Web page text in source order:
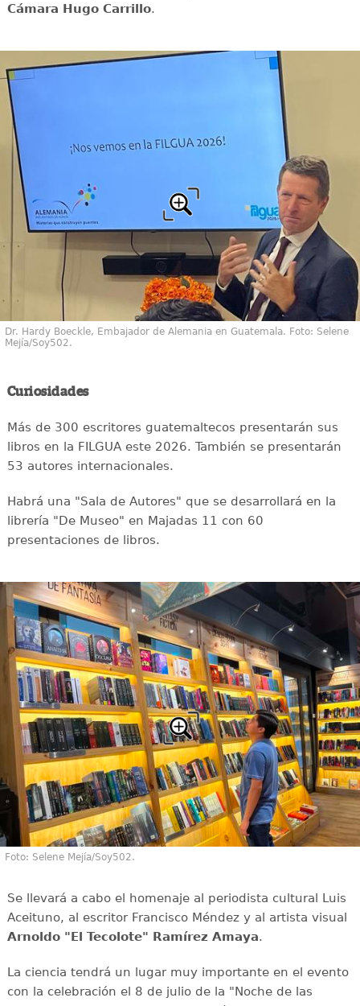
Cámara Hugo Carrillo.
Dr. Hardy Boeckle, Embajador de Alemania en Guatemala. Foto: Selene
Mejía/Soy502.
Curiosidades
Más de 300 escritores guatemaltecos presentarán sus
libros en la FILGUA este 2026. También se presentarán
53 autores internacionales.
Habrá una "Sala de Autores" que se desarrollará en la
librería "De Museo" en Majadas 11 con 60
presentaciones de libros.
Foto: Selene Mejía/Soy502.
Se llevará a cabo el homenaje al periodista cultural Luis
Aceituno, al escritor Francisco Méndez y al artista visual
Arnoldo "El Tecolote" Ramírez Amaya.
La ciencia tendrá un lugar muy importante en el evento
con la celebración el 8 de julio de la "Noche de las